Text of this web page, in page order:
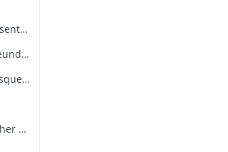
2 feuilles illustrées de gravures et une planche représentant le Hugstein près de Guebwiller (haut-Rhin), entrée principale. Elles doivent faire partie d'un ouvrage général sur le Hugstein
Vue imaginaire illustrant la légende der Freier auf Freundstein
Vue de Colmar (1836). Planche XXXIV des Vues pittoresques de Rothmuller
Ville d'Altkirch. Planche de G. Kubler, Aus dem Altkircher Archiv (1912)